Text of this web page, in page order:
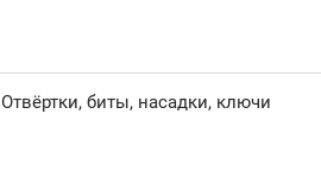
Отвёртки, биты, насадки, ключи